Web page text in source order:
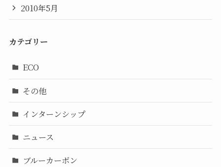
2010年5月
カテゴリー
ECO
その他
インターンシップ
ニュース
ブルーカーボン